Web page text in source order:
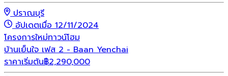
ปราณบุรี
อัปเดตเมื่อ 12/11/2024
โครงการใหม่ทาวน์โฮม
บ้านเย็นใจ เฟส 2 - Baan Yenchai
ราคาเริ่มต้น฿2,290,000